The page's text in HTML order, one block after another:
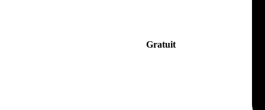
Gratuit